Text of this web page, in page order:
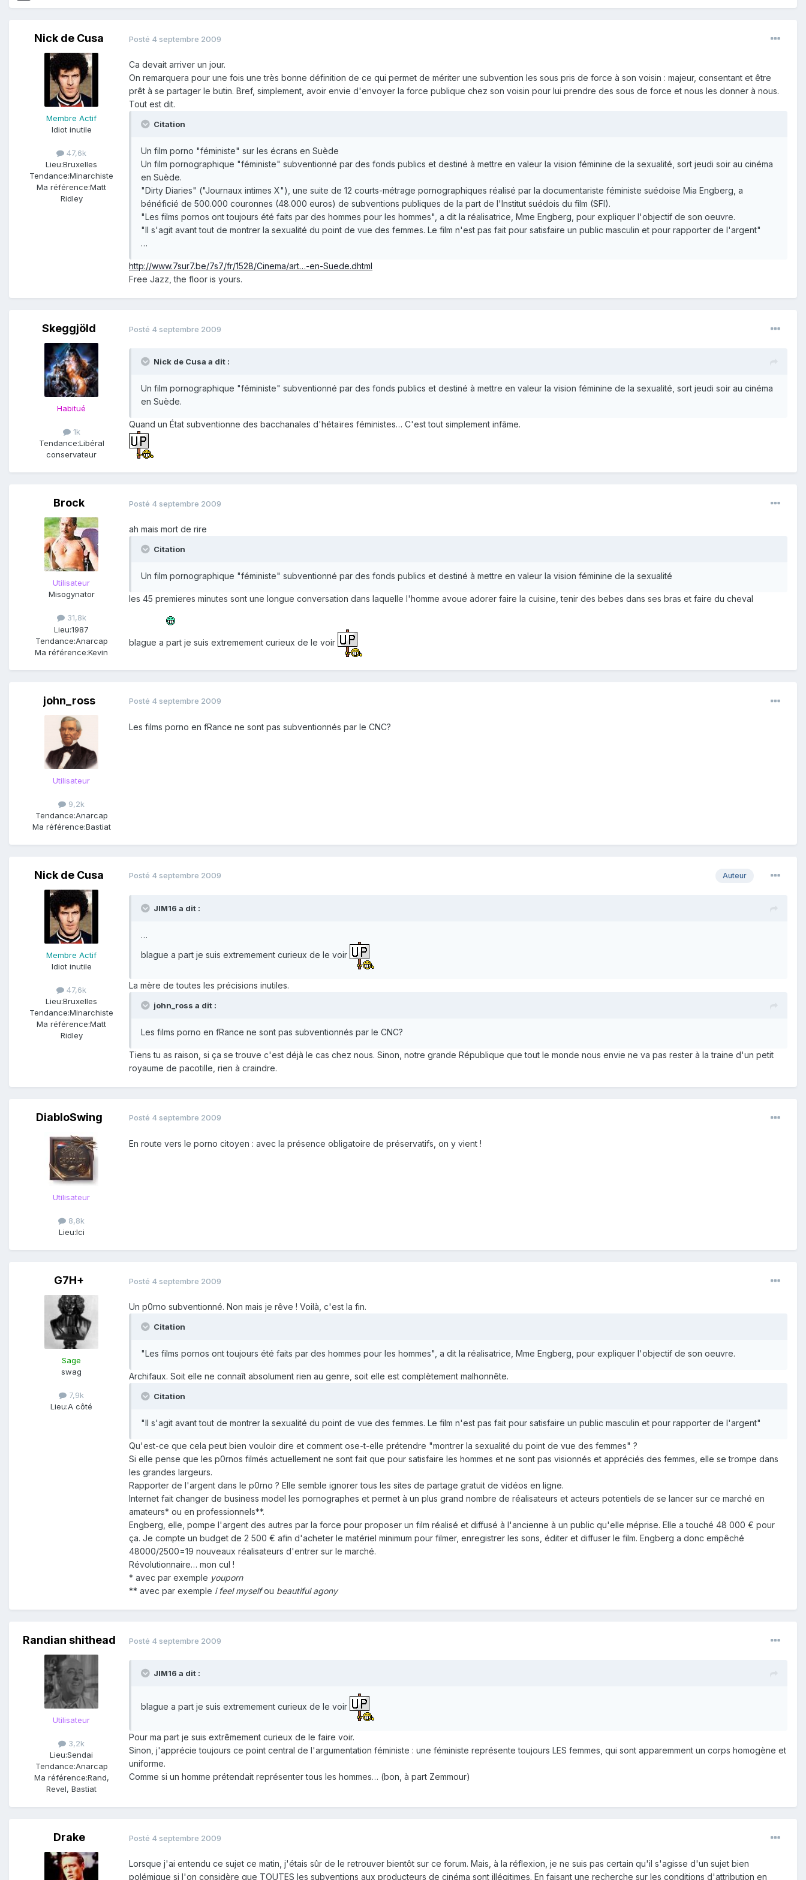
Nick de Cusa
Membre Actif
Idiot inutile
47,6k
Lieu:Bruxelles
Tendance:Minarchiste
Ma référence:Matt
Ridley
Posté 4 septembre 2009
Ca devait arriver un jour.
On remarquera pour une fois une très bonne définition de ce qui permet de mériter une subvention les sous pris de force à son voisin : majeur, consentant et être
prêt à se partager le butin. Bref, simplement, avoir envie d'envoyer la force publique chez son voisin pour lui prendre des sous de force et nous les donner à nous.
Tout est dit.
Citation
Un film porno "féministe" sur les écrans en Suède
Un film pornographique "féministe" subventionné par des fonds publics et destiné à mettre en valeur la vision féminine de la sexualité, sort jeudi soir au cinéma
en Suède.
"Dirty Diaries" ("Journaux intimes X"), une suite de 12 courts-métrage pornographiques réalisé par la documentariste féministe suédoise Mia Engberg, a
bénéficié de 500.000 couronnes (48.000 euros) de subventions publiques de la part de l'Institut suédois du film (SFI).
"Les films pornos ont toujours été faits par des hommes pour les hommes", a dit la réalisatrice, Mme Engberg, pour expliquer l'objectif de son oeuvre.
"Il s'agit avant tout de montrer la sexualité du point de vue des femmes. Le film n'est pas fait pour satisfaire un public masculin et pour rapporter de l'argent"
…
http://www.7sur7.be/7s7/fr/1528/Cinema/art…-en-Suede.dhtml
Free Jazz, the floor is yours.
Skeggjöld
Habitué
1k
Tendance:Libéral
conservateur
Posté 4 septembre 2009
Nick de Cusa a dit :
Un film pornographique "féministe" subventionné par des fonds publics et destiné à mettre en valeur la vision féminine de la sexualité, sort jeudi soir au cinéma
en Suède.
Quand un État subventionne des bacchanales d'hétaïres féministes… C'est tout simplement infâme.
Brock
Utilisateur
Misogynator
31,8k
Lieu:1987
Tendance:Anarcap
Ma référence:Kevin
Posté 4 septembre 2009
ah mais mort de rire
Citation
Un film pornographique "féministe" subventionné par des fonds publics et destiné à mettre en valeur la vision féminine de la sexualité
les 45 premieres minutes sont une longue conversation dans laquelle l'homme avoue adorer faire la cuisine, tenir des bebes dans ses bras et faire du cheval
blague a part je suis extremement curieux de le voir
john_ross
Utilisateur
9,2k
Tendance:Anarcap
Ma référence:Bastiat
Posté 4 septembre 2009
Les films porno en fRance ne sont pas subventionnés par le CNC?
Nick de Cusa
Membre Actif
Idiot inutile
47,6k
Lieu:Bruxelles
Tendance:Minarchiste
Ma référence:Matt
Ridley
Auteur
Posté 4 septembre 2009
JIM16 a dit :
…
blague a part je suis extremement curieux de le voir
La mère de toutes les précisions inutiles.
john_ross a dit :
Les films porno en fRance ne sont pas subventionnés par le CNC?
Tiens tu as raison, si ça se trouve c'est déjà le cas chez nous. Sinon, notre grande République que tout le monde nous envie ne va pas rester à la traine d'un petit
royaume de pacotille, rien à craindre.
DiabloSwing
Utilisateur
8,8k
Lieu:Ici
Posté 4 septembre 2009
En route vers le porno citoyen : avec la présence obligatoire de préservatifs, on y vient !
G7H+
Sage
swag
7,9k
Lieu:A côté
Posté 4 septembre 2009
Un p0rno subventionné. Non mais je rêve ! Voilà, c'est la fin.
Citation
"Les films pornos ont toujours été faits par des hommes pour les hommes", a dit la réalisatrice, Mme Engberg, pour expliquer l'objectif de son oeuvre.
Archifaux. Soit elle ne connaît absolument rien au genre, soit elle est complètement malhonnête.
Citation
"Il s'agit avant tout de montrer la sexualité du point de vue des femmes. Le film n'est pas fait pour satisfaire un public masculin et pour rapporter de l'argent"
Qu'est-ce que cela peut bien vouloir dire et comment ose-t-elle prétendre "montrer la sexualité du point de vue des femmes" ?
Si elle pense que les p0rnos filmés actuellement ne sont fait que pour satisfaire les hommes et ne sont pas visionnés et appréciés des femmes, elle se trompe dans
les grandes largeurs.
Rapporter de l'argent dans le p0rno ? Elle semble ignorer tous les sites de partage gratuit de vidéos en ligne.
Internet fait changer de business model les pornographes et permet à un plus grand nombre de réalisateurs et acteurs potentiels de se lancer sur ce marché en
amateurs* ou en professionnels**.
Engberg, elle, pompe l'argent des autres par la force pour proposer un film réalisé et diffusé à l'ancienne à un public qu'elle méprise. Elle a touché 48 000 € pour
ça. Je compte un budget de 2 500 € afin d'acheter le matériel minimum pour filmer, enregistrer les sons, éditer et diffuser le film. Engberg a donc empêché
48000/2500=19 nouveaux réalisateurs d'entrer sur le marché.
Révolutionnaire… mon cul !
* avec par exemple youporn
** avec par exemple i feel myselfou beautiful agony
Randian shithead
Utilisateur
3,2k
Lieu:Sendai
Tendance:Anarcap
Ma référence:Rand,
Revel, Bastiat
Posté 4 septembre 2009
JIM16 a dit :
blague a part je suis extremement curieux de le voir
Pour ma part je suis extrêmement curieux de le faire voir.
Sinon, j'apprécie toujours ce point central de l'argumentation féministe : une féministe représente toujours LES femmes, qui sont apparemment un corps homogène et
uniforme.
Comme si un homme prétendait représenter tous les hommes… (bon, à part Zemmour)
Drake Posté 4 septembre 2009
Lorsque j'ai entendu ce sujet ce matin, j'étais sûr de le retrouver bientôt sur ce forum. Mais, à la réflexion, je ne suis pas certain qu'il s'agisse d'un sujet bien
polémique si l'on considère que TOUTES les subventions aux producteurs de cinéma sont illégitimes. En faisant une recherche sur les conditions d'attribution en